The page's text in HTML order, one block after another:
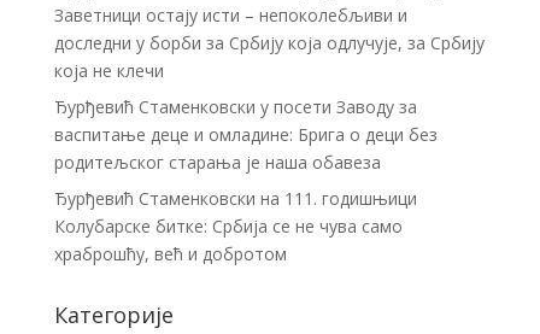
Заветници остају исти – непоколебљиви и
доследни у борби за Србију која одлучује, за Србију
која не клечи
Ђурђевић Стаменковски у посети Заводу за
васпитање деце и омладине: Брига о деци без
родитељског старања је наша обавеза
Ђурђевић Стаменковски на 111. годишњици
Колубарске битке: Србија се не чува само
храброшћу, већ и добротом
Категорије